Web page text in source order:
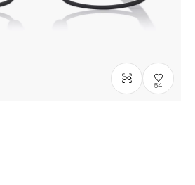
54